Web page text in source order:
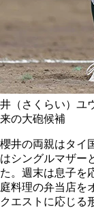
井（さくらい）ユ
来の大砲候補
櫻井の両親はタイ
はシングルマザー
た。週末は息子を
庭料理の弁当店を
クエストに応じる